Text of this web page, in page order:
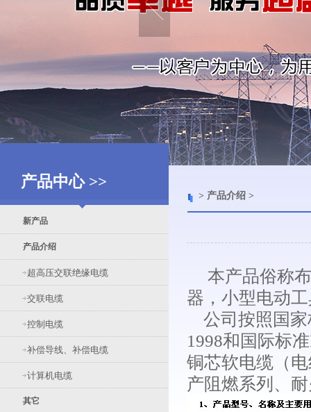
产品中心 >>
新产品
产品介绍
超高压交联绝缘电缆
交联电缆
控制电缆
补偿导线、补偿电缆
计算机电缆
其它
> 产品介绍 >
本产品俗称布
器，小型电动
公司按照国家
1998和国际标
铜芯软电缆（
产阻燃系列、